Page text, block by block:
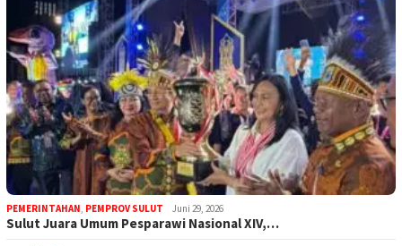
PEMERINTAHAN PEMPROV SULUT Juni 29, 2026
Sulut Juara Umum Pesparawi Nasional XIV,…